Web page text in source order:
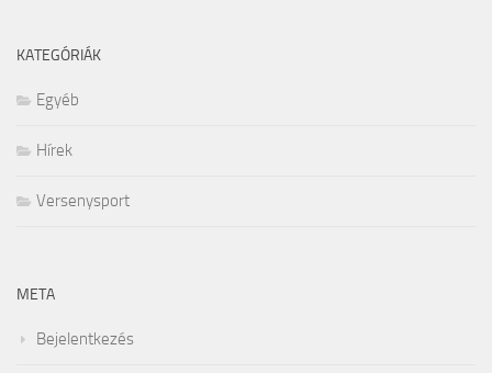
KATEGÓRIÁK
Egyéb
Hírek
Versenysport
META
Bejelentkezés